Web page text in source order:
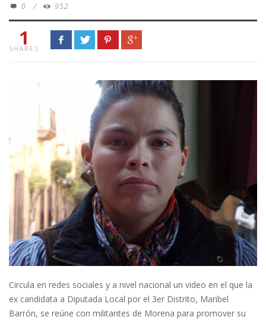
0
/ 952
1
SHARES
Circula en redes sociales y a nivel nacional un video en el que la
ex candidata a Diputada Local por el 3er Distrito, Maribel
Barrón, se reúne con militantes de Morena para promover su